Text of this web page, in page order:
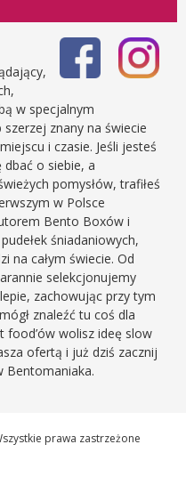
w specjalnym
znany na świecie
i czasie. Jeśli jesteś
o siebie, a
pomysłów, trafiłeś
w Polsce
Bento Boxów i
śniadaniowych,
na całym świecie. Od
selekcjonujemy
zachowując przy tym
znaleźć tu coś dla
food’ów wolisz ideę slow
ofertą i już dziś zacznij
Bentomaniaka.
prawa zastrzeżone